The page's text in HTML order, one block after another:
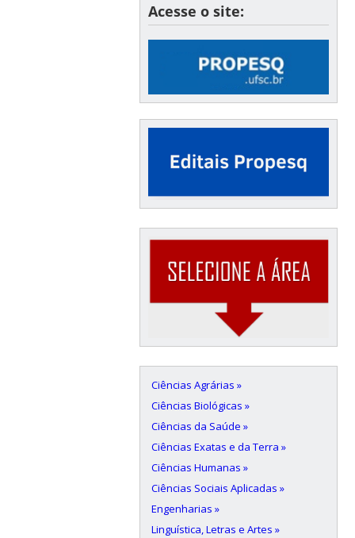
Acesse o site:
Ciências Agrárias »
Ciências Biológicas »
Ciências da Saúde »
Ciências Exatas e da Terra »
Ciências Humanas »
Ciências Sociais Aplicadas »
Engenharias »
Linguística, Letras e Artes »